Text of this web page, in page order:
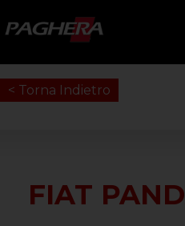
< Torna Indietro
FIAT